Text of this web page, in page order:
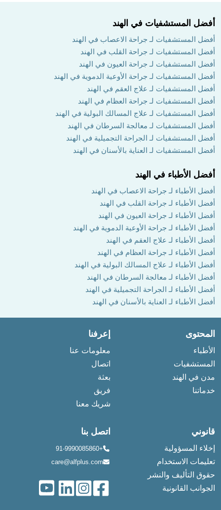
أفضل المستشفيات في الهند
أفضل المستشفيات لـ جراحة الاعصاب في الهند
أفضل المستشفيات لـ جراحة القلب في الهند
أفضل المستشفيات لـ جراحة العيون في الهند
أفضل المستشفيات لـ جراحة الأوعية الدموية في الهند
أفضل المستشفيات لـ علاج العقم في الهند
أفضل المستشفيات لـ جراحة العظام في الهند
أفضل المستشفيات لـ علاج المسالك البولية في الهند
أفضل المستشفيات لـ معالجة السرطان في الهند
أفضل المستشفيات لـ الجراحة التجميلية في الهند
أفضل المستشفيات لـ العناية بالأسنان في الهند
أفضل الأطباء في الهند
أفضل الأطباء لـ جراحة الاعصاب في الهند
أفضل الأطباء لـ جراحة القلب في الهند
أفضل الأطباء لـ جراحة العيون في الهند
أفضل الأطباء لـ جراحة الأوعية الدموية في الهند
أفضل الأطباء لـ علاج العقم في الهند
أفضل الأطباء لـ جراحة العظام في الهند
أفضل الأطباء لـ علاج المسالك البولية في الهند
أفضل الأطباء لـ معالجة السرطان في الهند
أفضل الأطباء لـ الجراحة التجميلية في الهند
أفضل الأطباء لـ العناية بالأسنان في الهند
المحتوى
الأطباء
المستشفيات
مدن في الهند
خدماتنا
إعرفنا
معلومات عنا
اتصال
بعثة
فريق
شريك معنا
قانوني
إخلاء المسؤولية
تعليمات الاستخدام
حقوق التأليف والنشر
الجوانب القانونية
اتصل بنا
+91-9990085860
care@alfplus.com